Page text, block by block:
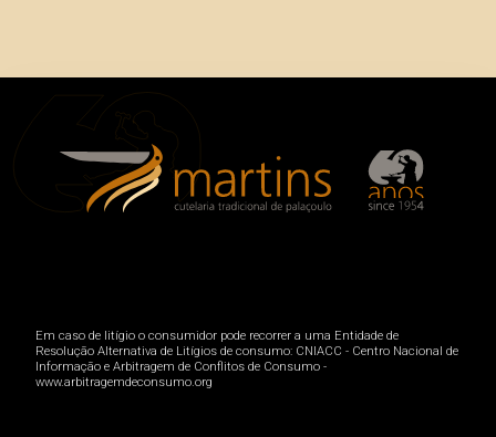
Em caso de litígio o consumidor pode recorrer a uma Entidade de
Resolução Alternativa de Litígios de consumo: CNIACC - Centro Nacional de
Informação e Arbitragem de Conflitos de Consumo -
www.arbitragemdeconsumo.org